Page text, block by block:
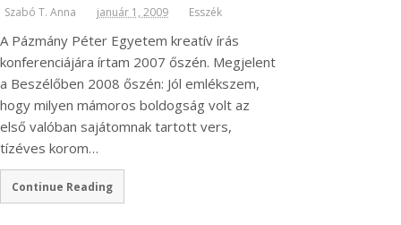
Szabó T. Anna január 1, 2009 Esszék
A Pázmány Péter Egyetem kreatív írás
konferenciájára írtam 2007 őszén. Megjelent
a Beszélőben 2008 őszén: Jól emlékszem,
hogy milyen mámoros boldogság volt az
első valóban sajátomnak tartott vers,
tízéves korom…
Continue Reading